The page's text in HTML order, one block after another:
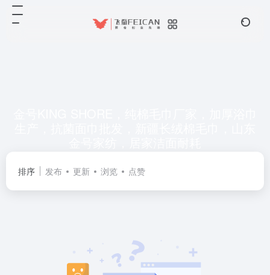
排序 发布 更新 浏览 点赞